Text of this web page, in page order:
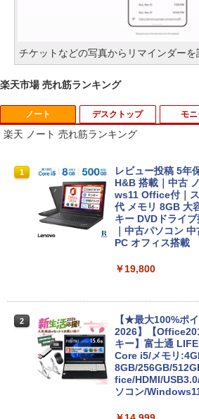
チケットなどの写真からリマインダー
楽天市場 売れ筋ランキング
ノート
楽天 ノート 売れ筋ランキング
1
レビュー投稿 5年
H&B 搭載｜中古
ws11 Office付｜
代 メモリ 8GB 大
キー DVDドライ
｜中古パソコン
PC オフィス搭載
￥19,800
2
【★最大100%ポ
2026】【
キー】富士通
Core i5/メモリ
8GB/256GB/
fice/HDMI/
ソコン/
デスクトップ モ